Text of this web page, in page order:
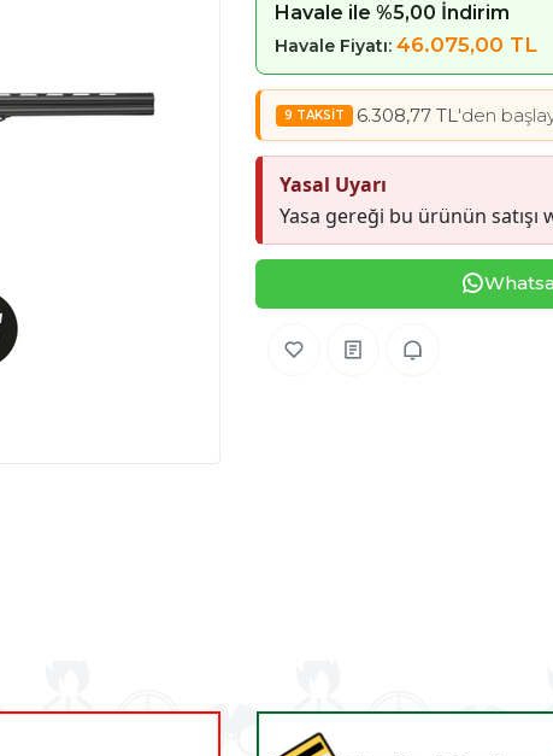
Havale ile %5,00 İndirim
Havale Fiyatı: 46.075,00 TL
6.308,77 TL'den
Yasal Uyarı
Yasa gereği bu ürünün